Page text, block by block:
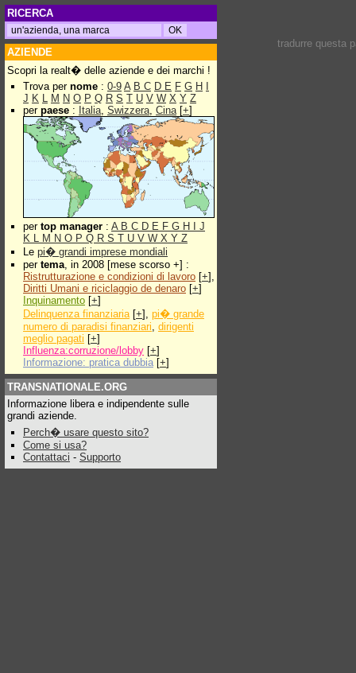
RICERCA
AZIENDE
Scopri la realt� delle aziende e dei marchi !
Trova per nome : 0-9 A B C D E F G H
J K L M N O P Q R S T U V W X Y Z
per paese : Italia, Swizzera, Cina[+]
per top manager : A B C D E F G H
J
K L M N O P Q R S T U V W X Y Z
Le pi� grandi imprese mondiali
per tema, in 2008 [mese scorso +] :
Ristrutturazione e condizioni di lavoro [+],
Diritti Umani e riciclaggio de denaro [+]
Inquinamento [+]
Delinquenza finanziaria[+], pi� grande
numero di paradisi finanziari, dirigenti
meglio pagati [+]
Influenza:corruzione/lobby [+]
Informazione: pratica dubbia [+]
TRANSNATIONALE.ORG
Informazione libera e indipendente sulle
grandi aziende.
Perch� usare questo sito?
Come si usa?
Contattaci - Supporto
tradurre questa